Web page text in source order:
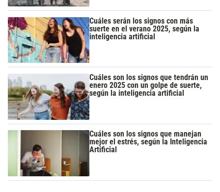
Cuáles serán los signos con más
suerte en el verano 2025, según la
inteligencia artificial
Cuáles son los signos que tendrán un
enero 2025 con un golpe de suerte,
según la inteligencia artificial
Cuáles son los signos que manejan
mejor el estrés, según la Inteligencia
Artificial